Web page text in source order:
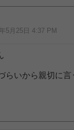
5月25日 4:37 PM
らいから親切に